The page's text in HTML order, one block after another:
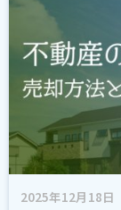
2025年12月18日